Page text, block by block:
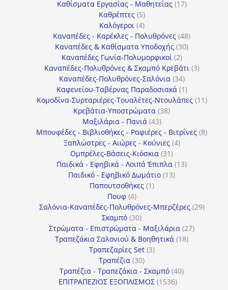
προϊόντα
Καθίσματα Εργασίας - Μαθητείας 1717
Καθρέπτες 55
προϊόντα
Καλόγεροι 44
προϊόντα
Καναπέδες - Καρέκλες - Πολυθρόνες 4848
προϊόντα
Καναπέδες & Καθίσματα Υποδοχής 3030
Καναπέδες Γωνία-Πολυμορφικοί 22
προϊόντα
Καναπέδες-Πολυθρόνες & Σκαμπό Κρεβάτι 33
Καναπέδες-Πολυθρόνες-Σαλόνια 3434
προϊόντα
Καφενείου-Ταβέρνας Παραδοσιακά 11
προϊόν
Κομοδίνα-Συρταριέρες-Τουαλέτες-Ντουλάπες 1111
Κρεβάτια-Υποστρώματα 3838
Μαξιλάρια - Πανιά 4343
προϊόντα
Μπουφέδες - Βιβλιοθήκες - Ραφιέρες - Βιτρίνες 88
Ξαπλώστρες - Αιώρες - Κούνιες 44
Ομπρέλες-Βάσεις-Κιόσκια 3131
προϊόντα
Παιδικά - Εφηβικά - Λοιπά Έπιπλα 1313
Παιδικό - Εφηβικό Δωμάτιο 1313
Παπουτσοθήκες 11
Πουφ 44
προϊόντα
Σαλόνια-Καναπέδες-Πολυθρόνες-Μπερζέρες 2929
Σκαμπό 3030
προϊόντα
Στρώματα - Επιστρώματα - Μαξιλάρια 2727
Τραπεζάκια Σαλονιού & Βοηθητικά 1818
Τραπεζαρίες Set 33
Τραπέζια 3030
προϊόντα
Τραπέζια - Τραπεζάκια - Σκαμπό 4040
ΕΠΙΤΡΑΠΕΖΙΟΣ ΕΞΟΠΛΙΣΜΟΣ 15361536